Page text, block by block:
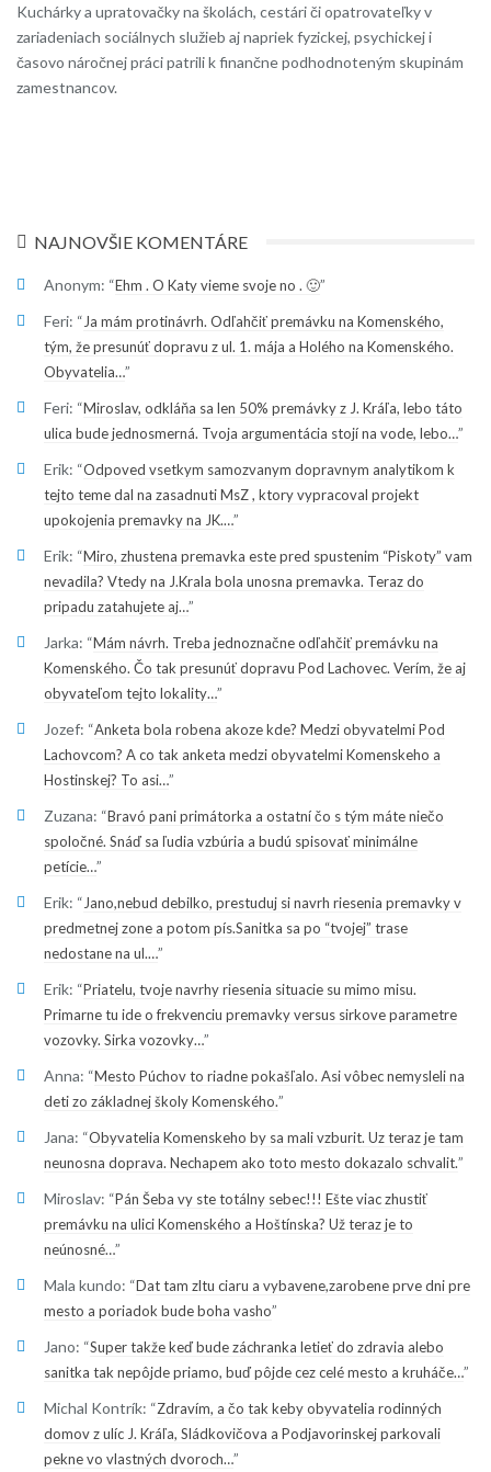
Kuchárky a upratovačky na školách, cestári či opatrovateľky v
zariadeniach sociálnych služieb aj napriek fyzickej, psychickej i
časovo náročnej práci patrili k finančne podhodnoteným skupinám
zamestnancov.
NAJNOVŠIE KOMENTÁRE
Anonym: “Ehm . O Katy vieme svoje no . 🙂”
Feri: “ Ja mám protinávrh. Odľahčiť premávku na Komenského,
tým, že presunúť dopravu z ul. 1. mája a Holého na Komenského.
Obyvatelia…”
Feri: “Miroslav, odkláňa sa len 50% premávky z J. Kráľa, lebo táto
ulica bude jednosmerná. Tvoja argumentácia stojí na vode, lebo…”
Erik: “Odpoved vsetkym samozvanym dopravnym analytikom k
tejto teme dal na zasadnuti MsZ , ktory vypracoval projekt
upokojenia premavky na JK.…”
Erik: “Miro, zhustena premavka este pred spustenim “Piskoty” vam
nevadila? Vtedy na J.Krala bola unosna premavka. Teraz do
pripadu zatahujete aj…”
Jarka: “Mám návrh. Treba jednoznačne odľahčiť premávku na
Komenského. Čo tak presunúť dopravu Pod Lachovec. Verím, že aj
obyvateľom tejto lokality…”
Jozef: “Anketa bola robena akoze kde? Medzi obyvatelmi Pod
Lachovcom? A co tak anketa medzi obyvatelmi Komenskeho a
Hostinskej? To asi…”
Zuzana: “Bravó pani primátorka a ostatní čo s tým máte niečo
spoločné. Snáď sa ľudia vzbúria a budú spisovať minimálne
petície…”
Erik: “ Jano,nebud debilko, prestuduj si navrh riesenia premavky v
predmetnej zone a potom pís.Sanitka sa po “tvojej” trase
nedostane na ul.…”
Erik: “Priatelu, tvoje navrhy riesenia situacie su mimo misu.
Primarne tu ide o frekvenciu premavky versus sirkove parametre
vozovky. Sirka vozovky…”
Anna: “Mesto Púchov to riadne pokašľalo. Asi vôbec nemysleli na
deti zo základnej školy Komenského.”
Jana: “Obyvatelia Komenskeho by sa mali vzburit. Uz teraz je tam
neunosna doprava. Nechapem ako toto mesto dokazalo schvalit.”
Miroslav: “Pán Šeba vy ste totálny sebec!!! Ešte viac zhustiť
premávku na ulici Komenského a Hoštínska? Už teraz je to
neúnosné…”
Mala kundo: “Dat tam zltu ciaru a vybavene,zarobene prve dni pre
mesto a poriadok bude boha vasho”
Jano: “Super takže keď bude záchranka letieť do zdravia alebo
sanitka tak nepôjde priamo, buď pôjde cez celé mesto a kruháče…”
Michal Kontrík: “Zdravím, a čo tak keby obyvatelia rodinných
domov z ulíc J. Kráľa, Sládkovičova a Podjavorinskej parkovali
pekne vo vlastných dvoroch…”